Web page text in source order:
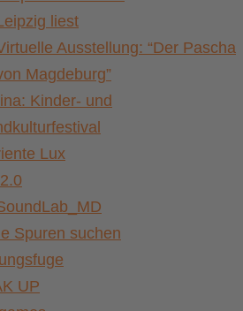
liest
Ausstellung: “Der Pascha
Magdeburg”
Kinder- und
Lux
Spuren suchen
UP